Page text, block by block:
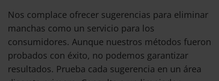
Nos complace ofrecer sugerencias para eliminar
manchas como un servicio para los
consumidores. Aunque nuestros métodos fueron
probados con éxito, no podemos garantizar
resultados. Prueba cada sugerencia en un área